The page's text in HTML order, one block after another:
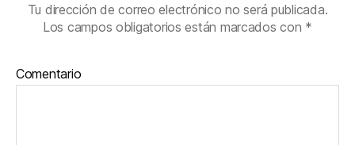
Tu dirección de correo electrónico no será publicada.
Los campos obligatorios están marcados con *
Comentario